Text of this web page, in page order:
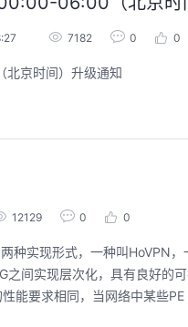
7182 0 0
京时间）升级通知
12129 0 0
种实现形式，一种叫HoVPN
之间实现层次化，具有良好
能要求相同，当网络中某些PE